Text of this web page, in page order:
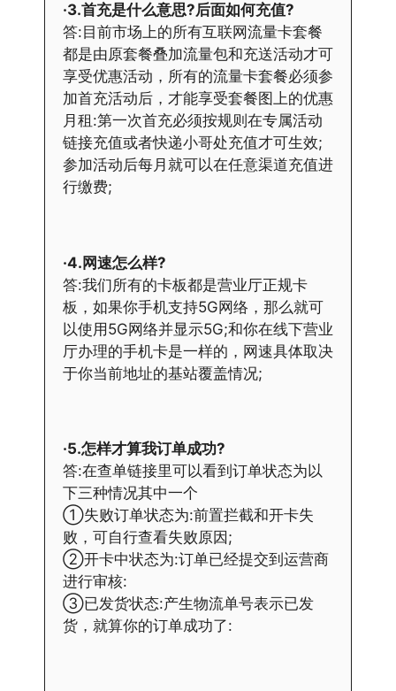
·3.首充是什么意思?后面如何充值?
答:目前市场上的所有互联网流量卡套餐
都是由原套餐叠加流量包和充送活动才可
享受优惠活动，所有的流量卡套餐必须参
加首充活动后，才能享受套餐图上的优惠
月租:第一次首充必须按规则在专属活动
链接充值或者快递小哥处充值才可生效;
参加活动后每月就可以在任意渠道充值进
行缴费;
·4.网速怎么样?
答:我们所有的卡板都是营业厅正规卡
板，如果你手机支持5G网络，那么就可
以使用5G网络并显示5G;和你在线下营业
厅办理的手机卡是一样的，网速具体取决
于你当前地址的基站覆盖情况;
·5.怎样才算我订单成功?
答:在查单链接里可以看到订单状态为以
下三种情况其中一个
①失败订单状态为:前置拦截和开卡失
败，可自行查看失败原因;
②开卡中状态为:订单已经提交到运营商
进行审核:
③已发货状态:产生物流单号表示已发
货，就算你的订单成功了: